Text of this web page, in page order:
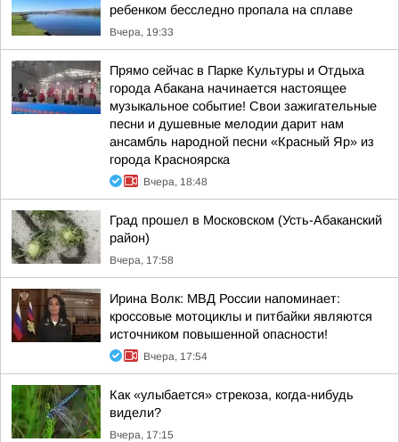
ребенком бесследно пропала на сплаве
Вчера, 19:33
Прямо сейчас в Парке Культуры и Отдыха
города Абакана начинается настоящее
музыкальное событие! Свои зажигательные
песни и душевные мелодии дарит нам
ансамбль народной песни «Красный Яр» из
города Красноярска
Вчера, 18:48
Град прошел в Московском (Усть-Абаканский
район)
Вчера, 17:58
Ирина Волк: МВД России напоминает:
кроссовые мотоциклы и питбайки являются
источником повышенной опасности!
Вчера, 17:54
Как «улыбается» стрекоза, когда-нибудь
видели?
Вчера, 17:15